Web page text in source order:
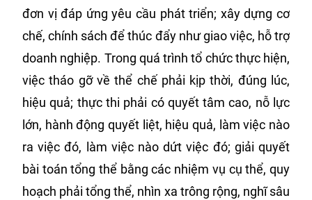
đơn vị đáp ứng yêu cầu phát triển; xây dựng cơ
chế, chính sách để thúc đẩy như giao việc, hỗ trợ
doanh nghiệp. Trong quá trình tổ chức thực hiện,
việc tháo gỡ về thể chế phải kịp thời, đúng lúc,
hiệu quả; thực thi phải có quyết tâm cao, nỗ lực
lớn, hành động quyết liệt, hiệu quả, làm việc nào
ra việc đó, làm việc nào dứt việc đó; giải quyết
bài toán tổng thể bằng các nhiệm vụ cụ thể, quy
hoạch phải tổng thể, nhìn xa trông rộng, nghĩ sâu